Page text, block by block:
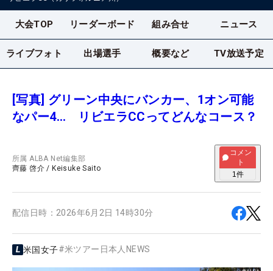
大会TOP リーダーボード 組み合せ ニュース
ライブフォト 出場選手 概要など TV放送予定
[写真] グリーン中央にバンカー、1オン可能
なパー4… リビエラCCってどんなコース？
所属ALBA Net編集部
齊藤 啓介 / Keisuke Saito
コメン
ト
1件
配信日時： 2026年6月2日 14時30分
米国女子#米ツアー日本人NEWS